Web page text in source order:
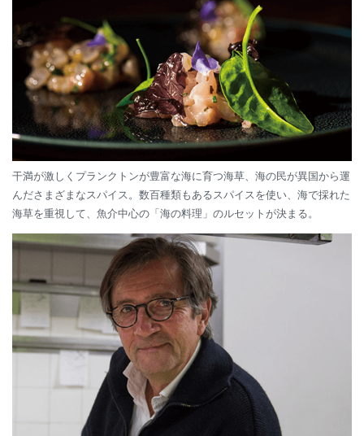
干満が激しくプランクトンが豊富な海に育つ海草、海の民が異国から運
んださまざまなスパイス。数百種類もあるスパイスを使い、海で採れた
海草を重視して、魚介中心の「海の料理」のルセットが決まる。